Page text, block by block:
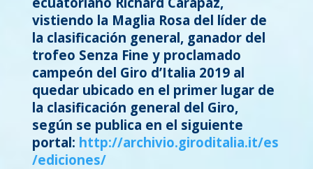
vistiendo la Maglia Rosa del líder de
la clasificación general, ganador del
trofeo Senza Fine y proclamado
campeón del Giro d’Italia 2019 al
quedar ubicado en el primer lugar de
la clasificación general del Giro,
según se publica en el siguiente
portal: http://archivio.giroditalia.it/es
/ediciones/